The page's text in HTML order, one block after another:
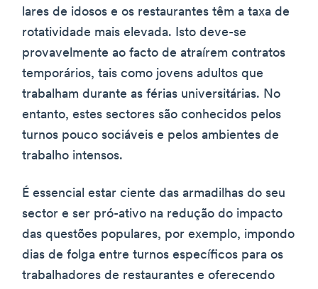
lares de idosos e os restaurantes têm a taxa de
rotatividade mais elevada. Isto deve-se
provavelmente ao facto de atraírem contratos
temporários, tais como jovens adultos que
trabalham durante as férias universitárias. No
entanto, estes sectores são conhecidos pelos
turnos pouco sociáveis e pelos ambientes de
trabalho intensos.
É essencial estar ciente das armadilhas do seu
sector e ser pró-ativo na redução do impacto
das questões populares, por exemplo, impondo
dias de folga entre turnos específicos para os
trabalhadores de restaurantes e oferecendo